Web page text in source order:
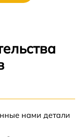
нами детали